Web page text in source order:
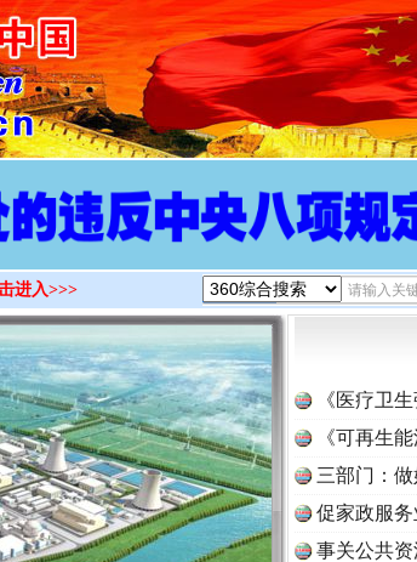
进入>>>
《医疗卫
《可再生
三部门：
促家政服
事关公共